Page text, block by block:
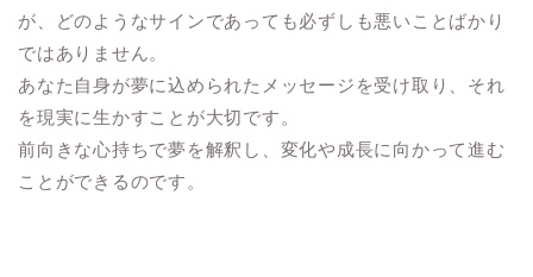
が、どのようなサインであっても必ずしも悪いことばかり
ではありません。
あなた自身が夢に込められたメッセージを受け取り、それ
を現実に生かすことが大切です。
前向きな心持ちで夢を解釈し、変化や成長に向かって進む
ことができるのです。